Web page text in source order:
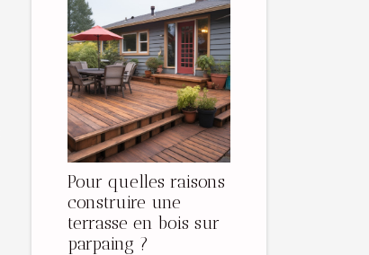
Pour quelles raisons
construire une
terrasse en bois sur
parpaing ?